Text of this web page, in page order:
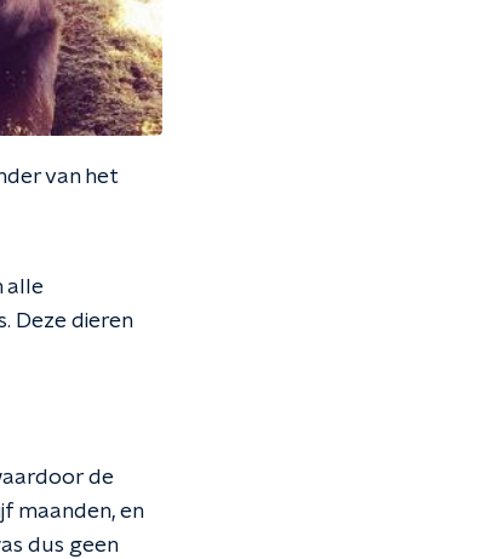
van het
alle
Deze dieren
de
maanden, en
dus geen